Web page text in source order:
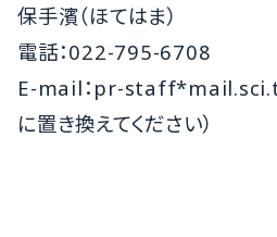
保手濱（ほてはま）
電話：022-795-6708
E-mail：pr-
に置き換えてください）